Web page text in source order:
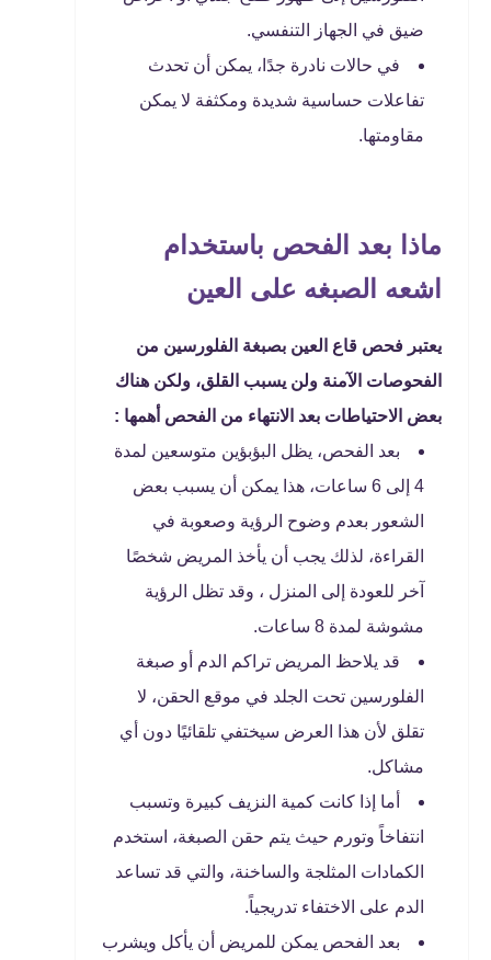
ضيق في الجهاز التنفسي.
في حالات نادرة جدًا، يمكن أن تحدث
تفاعلات حساسية شديدة ومكثفة لا يمكن
مقاومتها.
ماذا بعد الفحص باستخدام
اشعه الصبغه على العين
يعتبر فحص قاع العين بصبغة الفلورسين من
الفحوصات الآمنة ولن يسبب القلق، ولكن هناك
بعض الاحتياطات بعد الانتهاء من الفحص أهمها :
بعد الفحص، يظل البؤبؤين متوسعين لمدة
4 إلى 6 ساعات، هذا يمكن أن يسبب بعض
الشعور بعدم وضوح الرؤية وصعوبة في
القراءة، لذلك يجب أن يأخذ المريض شخصًا
آخر للعودة إلى المنزل ، وقد تظل الرؤية
مشوشة لمدة 8 ساعات.
قد يلاحظ المريض تراكم الدم أو صبغة
الفلورسين تحت الجلد في موقع الحقن، لا
تقلق لأن هذا العرض سيختفي تلقائيًا دون أي
مشاكل.
أما إذا كانت كمية النزيف كبيرة وتسبب
انتفاخاً وتورم حيث يتم حقن الصبغة، استخدم
الكمادات المثلجة والساخنة، والتي قد تساعد
الدم على الاختفاء تدريجياً.
بعد الفحص يمكن للمريض أن يأكل ويشرب